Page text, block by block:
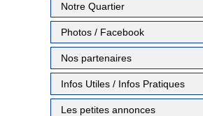
Notre Quartier
Photos / Facebook
Nos partenaires
Infos Utiles / Infos Pratiques
Les petites annonces